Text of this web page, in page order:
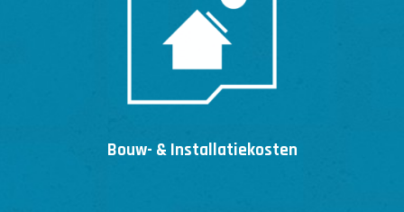
Bouw- & Installatiekosten